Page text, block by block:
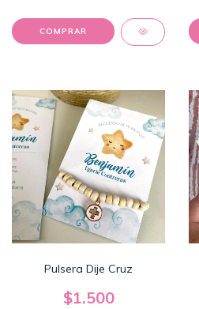
COMPRAR
Pulsera Dije Cruz
$1.500